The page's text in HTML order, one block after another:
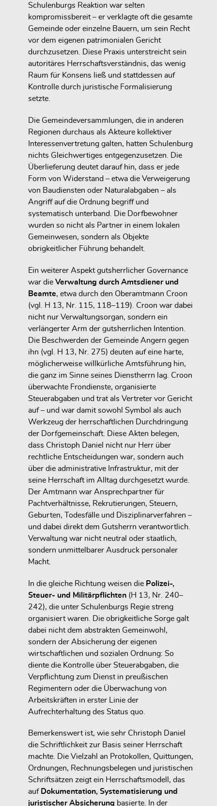
Schulenburgs Reaktion war selten
kompromissbereit – er verklagte oft die gesamte
Gemeinde oder einzelne Bauern, um sein Recht
vor dem eigenen patrimonialen Gericht
durchzusetzen. Diese Praxis unterstreicht sein
autoritäres Herrschaftsverständnis, das wenig
Raum für Konsens ließ und stattdessen auf
Kontrolle durch juristische Formalisierung
setzte.
Die Gemeindeversammlungen, die in anderen
Regionen durchaus als Akteure kollektiver
Interessenvertretung galten, hatten Schulenburg
nichts Gleichwertiges entgegenzusetzen. Die
Überlieferung deutet darauf hin, dass er jede
Form von Widerstand – etwa die Verweigerung
von Baudiensten oder Naturalabgaben – als
Angriff auf die Ordnung begriff und
systematisch unterband. Die Dorfbewohner
wurden so nicht als Partner in einem lokalen
Gemeinwesen, sondern als Objekte
obrigkeitlicher Führung behandelt.
Ein weiterer Aspekt gutsherrlicher Governance
war die Verwaltung durch Amtsdiener und
Beamte, etwa durch den Oberamtmann Croon
(vgl. H 13, Nr. 115, 118–119). Croon war dabei
nicht nur Verwaltungsorgan, sondern ein
verlängerter Arm der gutsherrlichen Intention.
Die Beschwerden der Gemeinde Angern gegen
ihn (vgl. H 13, Nr. 275) deuten auf eine harte,
möglicherweise willkürliche Amtsführung hin,
die ganz im Sinne seines Dienstherrn lag. Croon
überwachte Frondienste, organisierte
Steuerabgaben und trat als Vertreter vor Gericht
auf – und war damit sowohl Symbol als auch
Werkzeug der herrschaftlichen Durchdringung
der Dorfgemeinschaft. Diese Akten belegen,
dass Christoph Daniel nicht nur Herr über
rechtliche Entscheidungen war, sondern auch
über die administrative Infrastruktur, mit der
seine Herrschaft im Alltag durchgesetzt wurde.
Der Amtmann war Ansprechpartner für
Pachtverhältnisse, Rekrutierungen, Steuern,
Geburten, Todesfälle und Disziplinarverfahren –
und dabei direkt dem Gutsherrn verantwortlich.
Verwaltung war nicht neutral oder staatlich,
sondern unmittelbarer Ausdruck personaler
Macht.
In die gleiche Richtung weisen die Polizei-,
Steuer- und Militärpflichten (H 13, Nr. 240–
242), die unter Schulenburgs Regie streng
organisiert waren. Die obrigkeitliche Sorge galt
dabei nicht dem abstrakten Gemeinwohl,
sondern der Absicherung der eigenen
wirtschaftlichen und sozialen Ordnung: So
diente die Kontrolle über Steuerabgaben, die
Verpflichtung zum Dienst in preußischen
Regimentern oder die Überwachung von
Arbeitskräften in erster Linie der
Aufrechterhaltung des Status quo.
Bemerkenswert ist, wie sehr Christoph Daniel
die Schriftlichkeit zur Basis seiner Herrschaft
machte. Die Vielzahl an Protokollen, Quittungen,
Ordnungen, Rechnungsbelegen und juristischen
Schriftsätzen zeigt ein Herrschaftsmodell, das
auf Dokumentation, Systematisierung und
juristischer Absicherung basierte. In der